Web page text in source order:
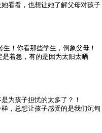
看看，也想让她了解父母对孩子
生！你看那些学生，倒象父母！
着急，有的是因为太阳太晒
为孩子担忧的太多了？！
，总想让孩子感受的是我们沉甸